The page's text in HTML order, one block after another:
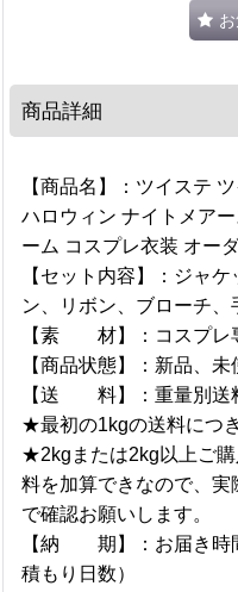
商品詳細
【商品名】：ツイステ
ハロウィン ナイトメア
ーム コスプレ衣装 オー
【セット内容】：ジャ
ン、リボン、ブローチ、
【素 材】：コスプレ
【商品状態】：新品、未
【送 料】：重量別送
★最初の1kgの送料につ
★2kgまたは2kg以上ご
料を加算できなので、実
で確認お願いします。
【納 期】：お届き時
積もり日数）